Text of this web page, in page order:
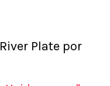
Plate por